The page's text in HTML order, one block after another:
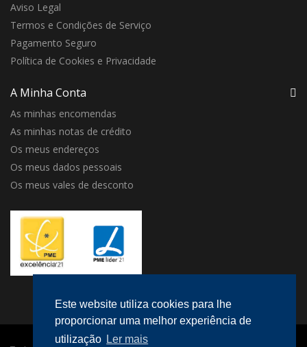
Este website utiliza cookies para lhe
proporcionar uma melhor experiência de
utilização Ler mais
Aviso Legal
Termos e Condições de Serviço
Pagamento Seguro
Política de Cookies e Privacidade
A Minha Conta
As minhas encomendas
As minhas notas de crédito
Os meus endereços
Os meus dados pessoais
Os meus vales de desconto